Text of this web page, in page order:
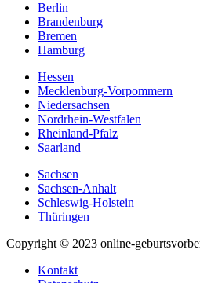
Berlin
Brandenburg
Bremen
Hamburg
Hessen
Mecklenburg-Vorpommern
Niedersachsen
Nordrhein-Westfalen
Rheinland-Pfalz
Saarland
Sachsen
Sachsen-Anhalt
Schleswig-Holstein
Thüringen
Copyright © 2023 online-
Kontakt